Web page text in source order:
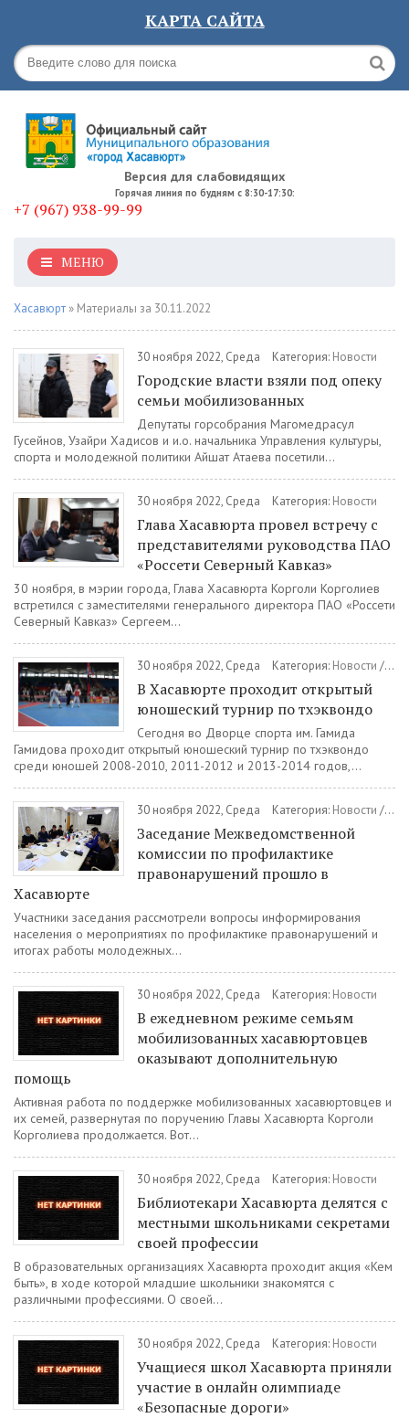
КАРТА САЙТА
Версия для слабовидящих
Горячая линия по будням с 8:30-17:30:
+7 (967) 938-99-99
МЕНЮ
Хасавюрт » Материалы за 30.11.2022
30 ноября 2022, Среда Категория: Новости
Городские власти взяли под опеку
семьи мобилизованных
Депутаты горсобрания Магомедрасул
Гусейнов, Узайри Хадисов и и.о. начальника Управления культуры,
спорта и молодежной политики Айшат Атаева посетили...
30 ноября 2022, Среда Категория: Новости
Глава Хасавюрта провел встречу с
представителями руководства ПАО
«Россети Северный Кавказ»
30 ноября, в мэрии города, Глава Хасавюрта Корголи Корголиев
встретился с заместителями генерального директора ПАО «Россети
Северный Кавказ» Сергеем...
30 ноября 2022, Среда Категория: Новости /
В Хасавюрте проходит открытый
юношеский турнир по тхэквондо
Сегодня во Дворце спорта им. Гамида
Гамидова проходит открытый юношеский турнир по тхэквондо
среди юношей 2008-2010, 2011-2012 и 2013-2014 годов,...
30 ноября 2022, Среда Категория: Новости /
Заседание Межведомственной
комиссии по профилактике
правонарушений прошло в
Хасавюрте
Участники заседания рассмотрели вопросы информирования
населения о мероприятиях по профилактике правонарушений и
итогах работы молодежных...
30 ноября 2022, Среда Категория: Новости
В ежедневном режиме семьям
мобилизованных хасавюртовцев
оказывают дополнительную
помощь
Активная работа по поддержке мобилизованных хасавюртовцев и
их семей, развернутая по поручению Главы Хасавюрта Корголи
Корголиева продолжается. Вот...
30 ноября 2022, Среда Категория: Новости
Библиотекари Хасавюрта делятся с
местными школьниками секретами
своей профессии
В образовательных организациях Хасавюрта проходит акция «Кем
быть», в ходе которой младшие школьники знакомятся с
различными профессиями. О своей...
30 ноября 2022, Среда Категория: Новости
Учащиеся школ Хасавюрта приняли
участие в онлайн олимпиаде
«Безопасные дороги»